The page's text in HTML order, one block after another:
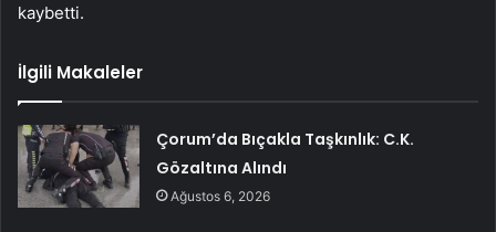
kaybetti.
İlgili Makaleler
Çorum’da Bıçakla Taşkınlık: C.K.
Gözaltına Alındı
Ağustos 6, 2026